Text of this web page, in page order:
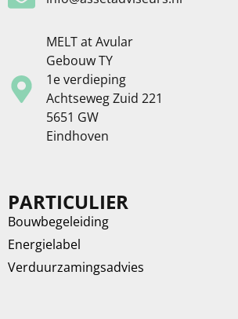
MELT at Avular
Gebouw TY
1e verdieping
Achtseweg Zuid 221
5651 GW
Eindhoven
PARTICULIER
Bouwbegeleiding
Energielabel
Verduurzamingsadvies